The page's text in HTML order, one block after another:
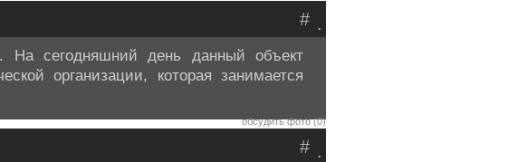
.
#
На сегодняшний день данный объект
организации, которая занимается
обсудить фото (0)
.
#